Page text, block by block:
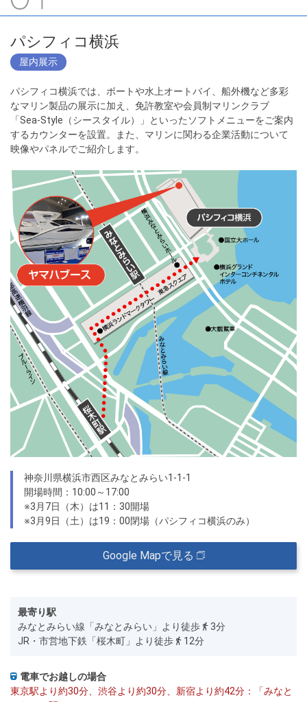
パシフィコ横浜
屋内展示
パシフィコ横浜では、ボートや水上オートバイ、船外機など多彩
なマリン製品の展示に加え、免許教室や会員制マリンクラブ
「Sea-Style（シースタイル）」といったソフトメニューをご案内
するカウンターを設置。また、マリンに関わる企業活動について
映像やパネルでご紹介します。
神奈川県横浜市西区みなとみらい1-1-1
開場時間：10:00～17:00
※3月7日（木）は11：30開場
※3月9日（土）は19：00閉場（パシフィコ横浜のみ）
Google Mapで見る
最寄り駅
みなとみらい線「みなとみらい」より徒歩 3分
JR・市営地下鉄「桜木町」より徒歩 12分
電車でお越しの場合
東京駅より約30分、渋谷より約30分、新宿より約42分：「みなと